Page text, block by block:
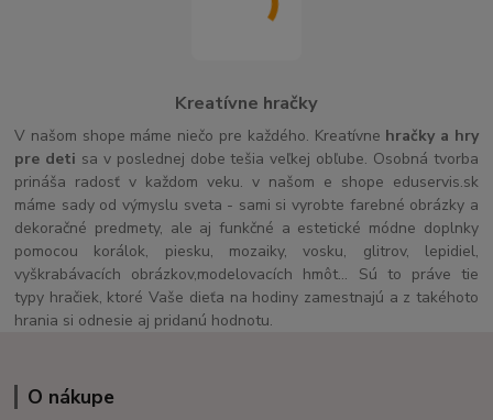
Kreatívne hračky
V našom shope máme niečo pre každého. Kreatívne hračky a hry
pre deti sa v poslednej dobe tešia veľkej obľube. Osobná tvorba
prináša radosť v každom veku. v našom e shope eduservis.sk
máme sady od výmyslu sveta - sami si vyrobte farebné obrázky a
dekoračné predmety, ale aj funkčné a estetické módne doplnky
pomocou korálok, piesku, mozaiky, vosku, glitrov, lepidiel,
vyškrabávacích obrázkov,modelovacích hmôt... Sú to práve tie
typy hračiek, ktoré Vaše dieťa na hodiny zamestnajú a z takéhoto
hrania si odnesie aj pridanú hodnotu.
O nákupe